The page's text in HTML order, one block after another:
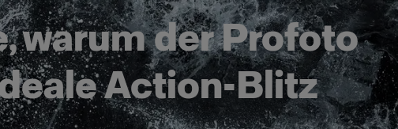
warum der Profoto
Action-Blitz